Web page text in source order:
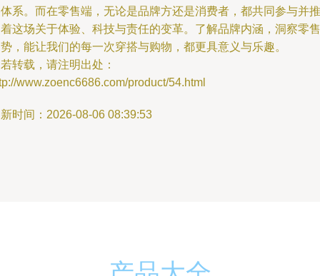
系。而在零售端，无论是品牌方还是消费者，都共同参与并推
这场关于体验、科技与责任的变革。了解品牌内涵，洞察零售
，能让我们的每一次穿搭与购物，都更具意义与乐趣。
转载，请注明出处：
www.zoenc6686.com/product/54.html
时间：2026-08-06 08:39:53